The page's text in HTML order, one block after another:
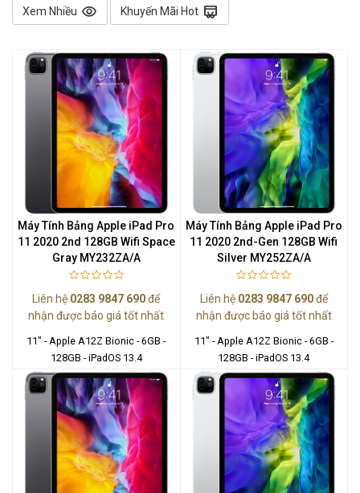
Xem Nhiều visibility Khuyến Mãi Hot redeem
Máy Tính Bảng Apple iPad Pro
11 2020 2nd 128GB Wifi Space
Gray MY232ZA/A
Liên hệ 0283 9847 690để
nhận được báo giá tốt nhất
11" - Apple A12Z Bionic - 6GB -
128GB - iPadOS 13.4
Máy Tính Bảng Apple iPad Pro
11 2020 2nd-Gen 128GB Wifi
Silver MY252ZA/A
Liên hệ 0283 9847 690để
nhận được báo giá tốt nhất
11" - Apple A12Z Bionic - 6GB -
128GB - iPadOS 13.4